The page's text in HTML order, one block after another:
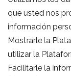
que usted nos
información
Mostrarle la
utilizar la
Facilitarle la